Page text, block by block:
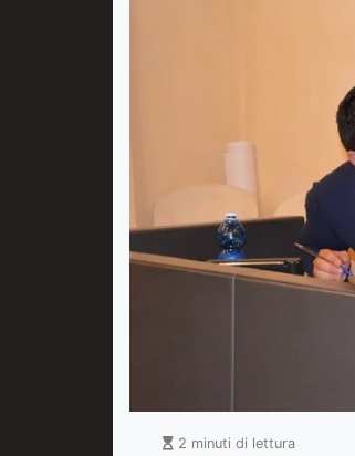
2 minuti di lettura